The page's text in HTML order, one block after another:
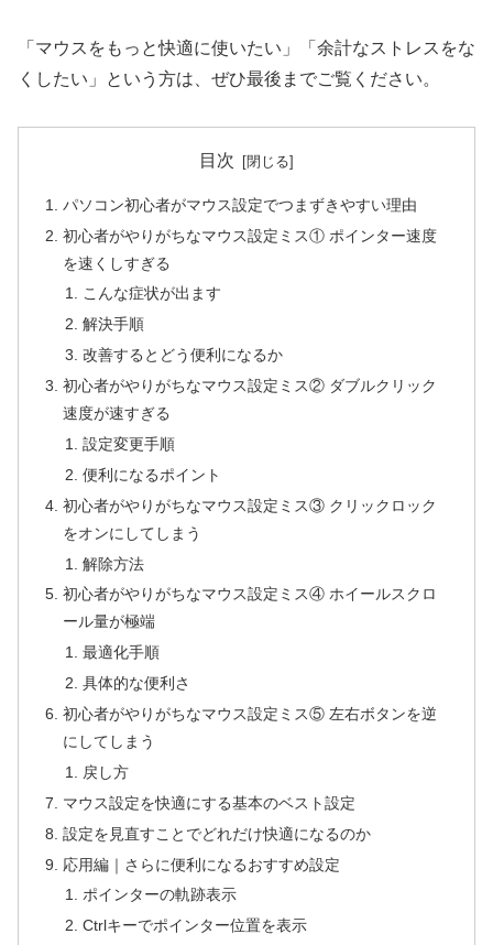
「マウスをもっと快適に使いたい」「余計なストレスをな
くしたい」という方は、ぜひ最後までご覧ください。
目次
パソコン初心者がマウス設定でつまずきやすい理由
初心者がやりがちなマウス設定ミス① ポインター速度
を速くしすぎる
こんな症状が出ます
解決手順
改善するとどう便利になるか
初心者がやりがちなマウス設定ミス② ダブルクリック
速度が速すぎる
設定変更手順
便利になるポイント
初心者がやりがちなマウス設定ミス③ クリックロック
をオンにしてしまう
解除方法
初心者がやりがちなマウス設定ミス④ ホイールスクロ
ール量が極端
最適化手順
具体的な便利さ
初心者がやりがちなマウス設定ミス⑤ 左右ボタンを逆
にしてしまう
戻し方
マウス設定を快適にする基本のベスト設定
設定を見直すことでどれだけ快適になるのか
応用編｜さらに便利になるおすすめ設定
ポインターの軌跡表示
Ctrlキーでポインター位置を表示